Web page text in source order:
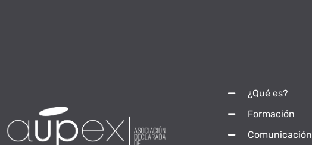
¿Qué es?
Formación
Comunicación